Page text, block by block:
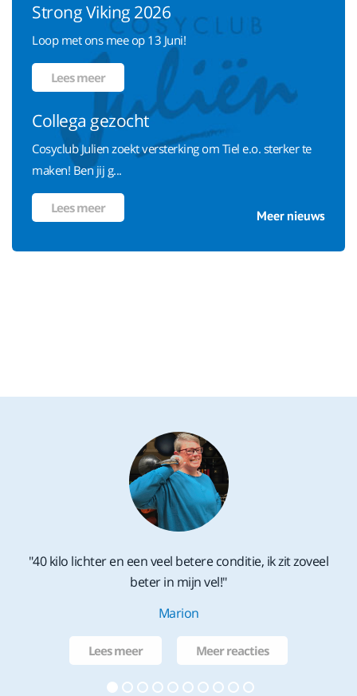
Strong Viking 2026
Loop met ons mee op 13 Juni!
Lees meer
Collega gezocht
Cosyclub Julien zoekt versterking om Tiel e.o. sterker te
maken! Ben jij g...
Lees meer Meer nieuws
"40 kilo lichter en een veel betere conditie, ik zit zoveel
beter in mijn vel!"
Marion
Lees meer Meer reacties